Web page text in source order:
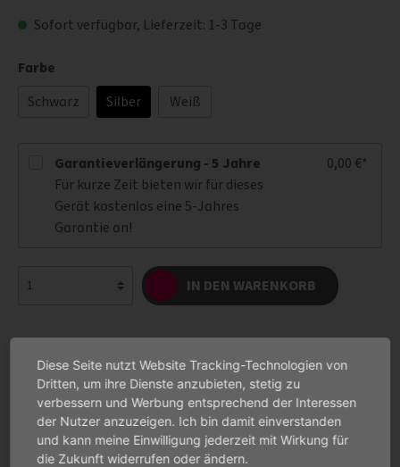
Sofort verfügbar, Lieferzeit: 1-3 Tage
Farbe
Schwarz
Silber Weiß
Garantieverlängerung - 5 Jahre
Für kurze Zeit bieten wir für dieses
Gerät kostenlos eine 5-Jahres
Garantie an!
0,00 €*
IN DEN WARENKORB
Beschreibung
Diese Seite nutzt Website Tracking-Technologien von
Dritten, um ihre Dienste anzubieten, stetig zu
verbessern und Werbung entsprechend der Interessen
der Nutzer anzuzeigen. Ich bin damit einverstanden
und kann meine Einwilligung jederzeit mit Wirkung für
die Zukunft widerrufen oder ändern.